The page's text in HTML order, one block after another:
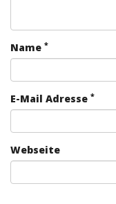
Name *
E-Mail Adresse *
Webseite